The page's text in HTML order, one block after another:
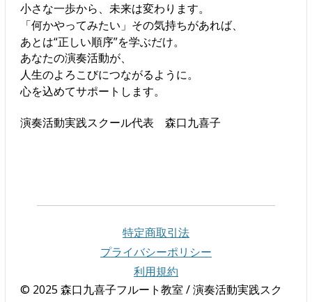
小さな一歩から、未来は変わります。
「何かやってみたい」その気持ちがあれば、
あとは“正しい順序”を学ぶだけ。
あなたの演奏活動が、
人生のよろこびにつながるように。
心を込めてサポートします。
演奏活動実践スクール代表 森口九喜子
特定商取引法
プライバシーポリシー
利用規約
© 2025 森口九喜子フルート教室 / 演奏活動実践スク